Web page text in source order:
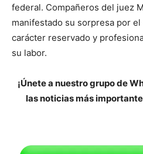
federal. Compañeros del juez
manifestado su sorpresa por
carácter reservado y
su labor.
¡Únete a nuestro grupo de
las noticias más